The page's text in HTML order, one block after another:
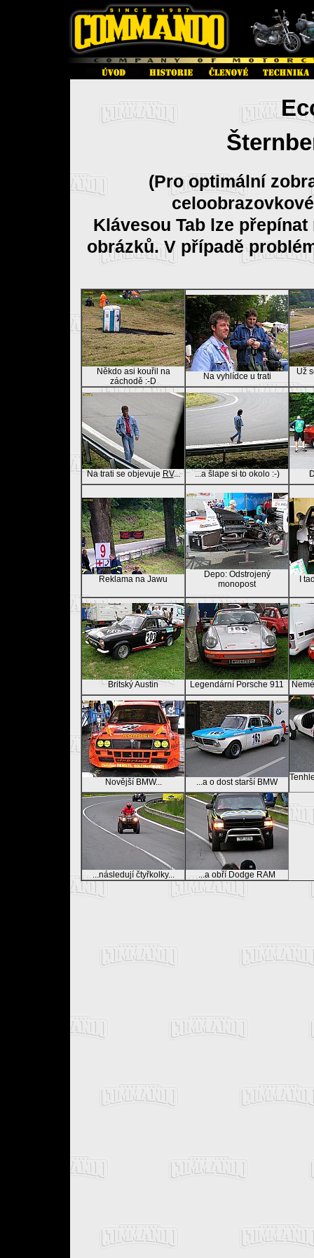
(Pro optimální
Klávesou Tab lze
obrázků. V případě
Někdo asi kouřil na
záchodě :-D
Na vyhlídce u trati Už
Na trati se objevuje RV... ...a šlape si to okolo :-)
Reklama na Jawu
Depo: Odstrojený
monopost
I
Britský Austin Legendární Porsche 911
Novější BMW... ...a o dost starší BMW
...následují čtyřkolky... ...a obří Dodge RAM